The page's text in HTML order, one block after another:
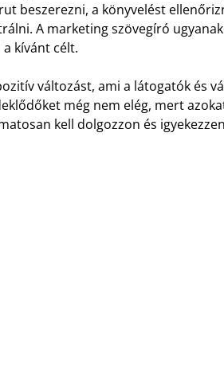
beszerezni, a könyvelést
A marketing szövegíró
kívánt célt.
változást, ami a látogatók és
még nem elég, mert
kell dolgozzon és